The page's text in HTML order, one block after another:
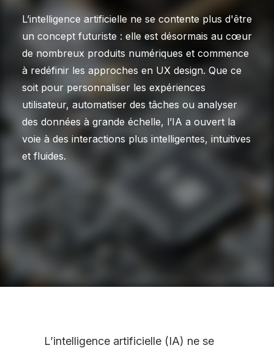
L’intelligence artificielle ne se contente plus d'être
un concept futuriste : elle est désormais au cœur
de nombreux produits numériques et commence
à redéfinir les approches en UX design. Que ce
soit pour personnaliser les expériences
utilisateur, automatiser des tâches ou analyser
des données à grande échelle, l’IA a ouvert la
voie à des interactions plus intelligentes, intuitives
et fluides.
L’intelligence artificielle (IA) ne se